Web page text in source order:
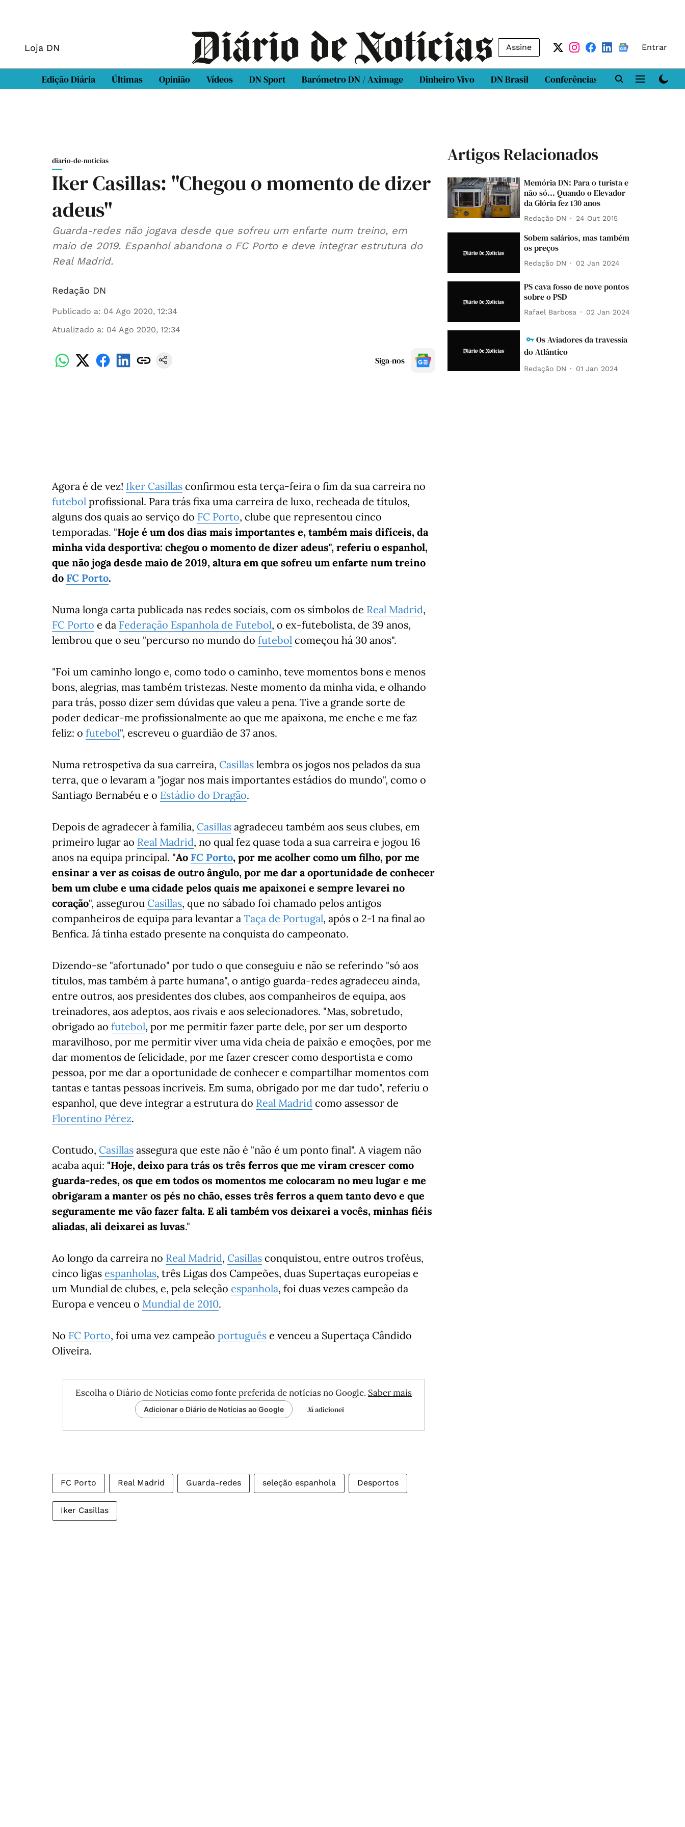
Loja DN Assine Entrar
Edição Diária Últimas Opinião Vídeos DN Sport Barómetro DN / Aximage Dinheiro Vivo DN Brasil Conferências DN LAB
diario-de-noticias
Iker Casillas: "Chegou o momento de dizer
adeus"
Guarda-redes não jogava desde que sofreu um enfarte num treino, em
maio de 2019. Espanhol abandona o FC Porto e deve integrar estrutura do
Real Madrid.
Redação DN
Publicado a: 04 Ago 2020, 12:34
Atualizado a: 04 Ago 2020, 12:34
Siga-nos
Agora é de vez! Iker Casillas confirmou esta terça-feira o fim da sua carreira no
futebol profissional. Para trás fixa uma carreira de luxo, recheada de títulos,
alguns dos quais ao serviço do FC Porto, clube que representou cinco
temporadas. "Hoje é um dos dias mais importantes e, também mais difíceis, da
minha vida desportiva: chegou o momento de dizer adeus", referiu o espanhol,
que não joga desde maio de 2019, altura em que sofreu um enfarte num treino
do FC Porto.
Numa longa carta publicada nas redes sociais, com os símbolos de Real Madrid,
FC Porto e da Federação Espanhola de Futebol, o ex-futebolista, de 39 anos,
lembrou que o seu "percurso no mundo do futebol começou há 30 anos".
"Foi um caminho longo e, como todo o caminho, teve momentos bons e menos
bons, alegrias, mas também tristezas. Neste momento da minha vida, e olhando
para trás, posso dizer sem dúvidas que valeu a pena. Tive a grande sorte de
poder dedicar-me profissionalmente ao que me apaixona, me enche e me faz
feliz: o futebol", escreveu o guardião de 37 anos.
Numa retrospetiva da sua carreira, Casillas lembra os jogos nos pelados da sua
terra, que o levaram a "jogar nos mais importantes estádios do mundo", como o
Santiago Bernabéu e o Estádio do Dragão.
Depois de agradecer à família, Casillas agradeceu também aos seus clubes, em
primeiro lugar ao Real Madrid, no qual fez quase toda a sua carreira e jogou 16
anos na equipa principal. "Ao FC Porto, por me acolher como um filho, por me
ensinar a ver as coisas de outro ângulo, por me dar a oportunidade de conhecer
bem um clube e uma cidade pelos quais me apaixonei e sempre levarei no
coração", assegurou Casillas, que no sábado foi chamado pelos antigos
companheiros de equipa para levantar a Taça de Portugal, após o 2-1 na final ao
Benfica. Já tinha estado presente na conquista do campeonato.
Dizendo-se "afortunado" por tudo o que conseguiu e não se referindo "só aos
títulos, mas também à parte humana", o antigo guarda-redes agradeceu ainda,
entre outros, aos presidentes dos clubes, aos companheiros de equipa, aos
treinadores, aos adeptos, aos rivais e aos selecionadores. "Mas, sobretudo,
obrigado ao futebol, por me permitir fazer parte dele, por ser um desporto
maravilhoso, por me permitir viver uma vida cheia de paixão e emoções, por me
dar momentos de felicidade, por me fazer crescer como desportista e como
pessoa, por me dar a oportunidade de conhecer e compartilhar momentos com
tantas e tantas pessoas incríveis. Em suma, obrigado por me dar tudo", referiu o
espanhol, que deve integrar a estrutura do Real Madrid como assessor de
Florentino Pérez.
Contudo, Casillas assegura que este não é "não é um ponto final". A viagem não
acaba aqui: "Hoje, deixo para trás os três ferros que me viram crescer como
guarda-redes, os que em todos os momentos me colocaram no meu lugar e me
obrigaram a manter os pés no chão, esses três ferros a quem tanto devo e que
seguramente me vão fazer falta. E ali também vos deixarei a vocês, minhas fiéis
aliadas, ali deixarei as luvas."
Ao longo da carreira no Real Madrid, Casillas conquistou, entre outros troféus,
cinco ligas espanholas, três Ligas dos Campeões, duas Supertaças europeias e
um Mundial de clubes, e, pela seleção espanhola, foi duas vezes campeão da
Europa e venceu o Mundial de 2010.
No FC Porto, foi uma vez campeão português e venceu a Supertaça Cândido
Oliveira.
Escolha o Diário de Notícias como fonte preferida de notícias no Google. Saber mais
Adicionar o Diário de Notícias ao Google Já adicionei
FC Porto Real Madrid Guarda-redes seleção espanhola Desportos
Iker Casillas
Artigos Relacionados
Memória DN: Para o turista e
não só... Quando o Elevador
da Glória fez 130 anos
Redação DN 24 Out 2015
Sobem salários, mas também
os preços
Redação DN 02 Jan 2024
PS cava fosso de nove pontos
sobre o PSD
Rafael Barbosa 02 Jan 2024
Os Aviadores da travessia
do Atlântico
Redação DN 01 Jan 2024